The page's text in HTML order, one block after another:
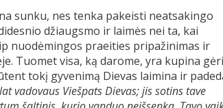
sunku, nes tenka pakeisti neatsakingo
džiaugsmo ir laimės nei ta, kai
nuodėmingos praeities pripažinimas ir
Tuomet visa, ką darome, yra kupina
tokį gyvenimą Dievas laimina ir
vadovaus Viešpats Dievas; jis sotins tave